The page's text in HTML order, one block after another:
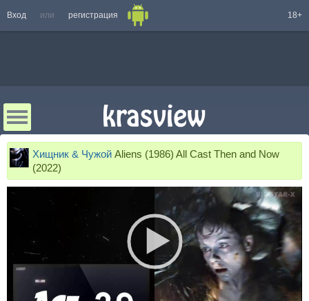
Вход или регистрация 18+
Хищник & Чужой Aliens (1986) All Cast Then and Now
(2022)